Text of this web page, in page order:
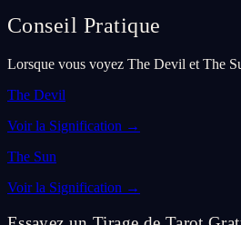
Conseil Pratique
Lorsque vous voyez The Devil et The
The Devil
Voir la Signification →
The Sun
Voir la Signification →